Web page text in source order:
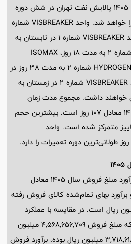
برنامه تعمیرات اساسی سال 1405 پالایش نفت تهران در شش دوره
زمانی با برنامه‌ریزی دقیق اجرا خواهد شد. واحد VISBREAKER شماره
2 در بهار به مدت 7 روز، واحد VISBREAKER شماره 1 در تابستان به
مدت 7 روز، واحدهای CRU شماره 2 به مدت 18 روز، ISOMAX
شماره 2 به مدت 30 روز و HYDROGEN شماره 2 به مدت 38 روز در
فصل پاییز، و همچنین واحد VISBREAKER شماره 2 در زمستان به
خواهند داشت. مجموع مدت زمان
تعمیرات اساسی در سال 1405 معادل 107 روز است. بیشترین حجم
فصل پاییز متمرکز شده است. واحد
برآورد مبلغ فروش سال 1405 معادل
ریال و برآورد بهای تمام‌شده کالای فروش رفته
8,463,577,385 میلیون ریال است. در مقایسه با عملکرد
حسابرسی نشده سال 1404 که مبلغ فروش 4,568,656,709 میلیون
ریال و بهای تمام‌شده 3,718,618,943 میلیون ریال بوده، برآورد فروش